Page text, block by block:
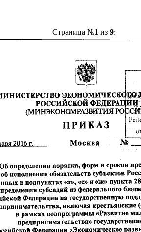
Страница №1 из 9: